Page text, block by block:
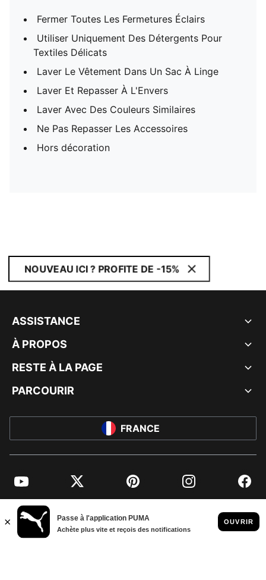
Fermer Toutes Les Fermetures Éclairs
Utiliser Uniquement Des Détergents Pour
Textiles Délicats
Laver Le Vêtement Dans Un Sac À Linge
Laver Et Repasser À L'Envers
Laver Avec Des Couleurs Similaires
Ne Pas Repasser Les Accessoires
Hors décoration
NOUVEAU ICI ? PROFITE DE -15%
ASSISTANCE
À PROPOS
RESTE À LA PAGE
PARCOURIR
FRANCE
YouTube Twitter Pinterest Instagram
© PUMA EUROPE GMBH, 2026. TOUS DROITS RÉSERVÉS
MENTIONS ET DONNÉES LÉGALES